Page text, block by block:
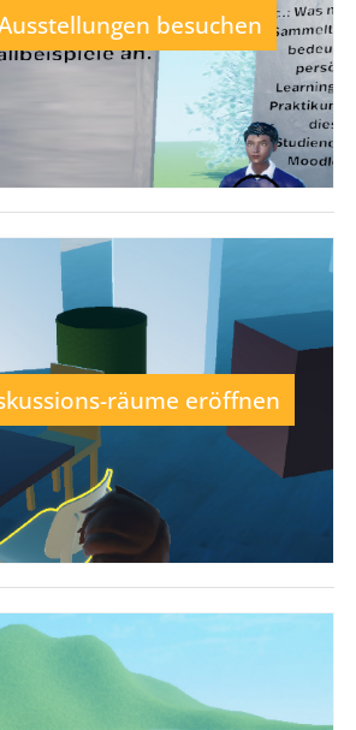
besuchen
räume eröffnen